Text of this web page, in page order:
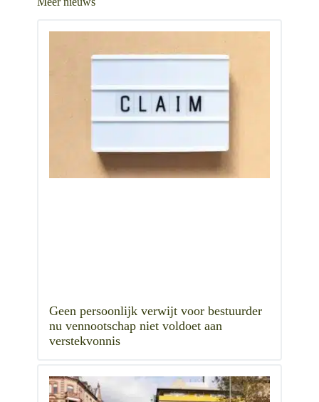
Geen persoonlijk verwijt voor bestuurder
nu vennootschap niet voldoet aan
verstekvonnis